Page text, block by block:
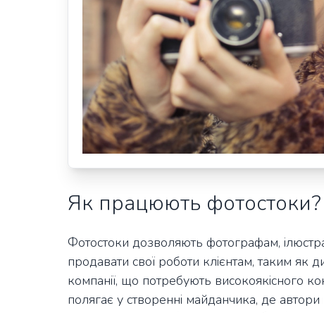
Як працюють фотостоки?
Фотостоки дозволяють фотографам,
продавати свої роботи клієнтам, таким як
компанії, що потребують високоякісного
полягає у створенні майданчика, де